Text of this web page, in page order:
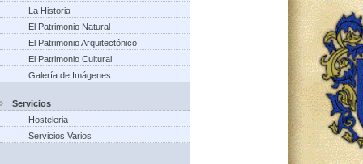
La Historia
El Patrimonio Natural
El Patrimonio Arquitectónico
El Patrimonio Cultural
Galería de Imágenes
Servicios
Hosteleria
Servicios Varios